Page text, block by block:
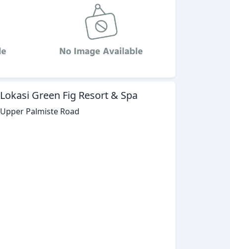
Lokasi Green Fig Resort & Spa
Upper Palmiste Road